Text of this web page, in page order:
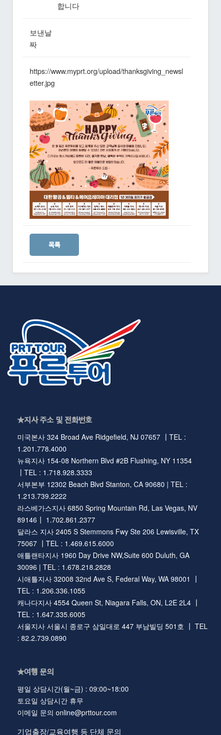
합니다
보낸날
짜
https://www.myprt.org/upload/thanksgiving_newsl
etter.jpg
목록
★지사 주소 및 전화번호
미국본사 324 Broad Ave Ridgefield, NJ 07657 ┃TEL :
1.201.778.4000
뉴욕지사 154-08 Northern Blvd #2B Flushing, NY 11354
┃TEL : 1.718.928.3333
서부본부 12302 Beach Blvd Stanton, CA 90680 | TEL :
1.213.739.2222
라스베가스지사 6850 Spring Mountain Rd, Las Vegas, NV
89146┃ 1.702.861.2377
달라스 지사 2405 S Stemmons Fwy Ste 206 Lewisville, TX
75067 ┃TEL : 1.469.615.6000
애틀랜타지사 1960 Day Drive NW,Suite 600 Duluth, GA
30096 | TEL : 1.678.218.2828
시애틀지사 32008 32nd Ave S, Federal Way, WA 98001 ┃
TEL : 1.206.336.1055
캐나다지사 4554 Queen St, Niagara Falls, ON, L2E 2L4 ┃
TEL : 1.647.335.6005
서울지사 서울시 종로구 삼일대로 447 부남빌딩 501호 ┃ TEL
: 82.2.739.0890
★여행 문의
평일 상담시간(월~금) : 09:00~18:00
토요일 상담시간 휴무
이메일 문의 online@prttour.com
기업출장/교육여행 등 단체 문의